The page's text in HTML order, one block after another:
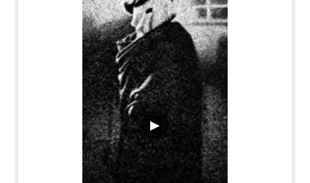
▶